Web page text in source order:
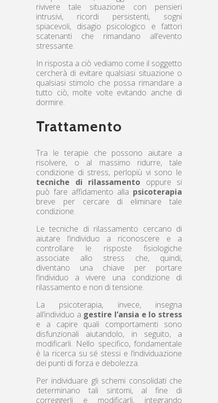
rivivere tale situazione con pensieri
intrusivi, ricordi persistenti, sogni
spiacevoli, disagio psicologico e fattori
scatenanti che rimandano all’evento
stressante.
In risposta a ciò vediamo come il soggetto
cercherà di evitare qualsiasi situazione o
qualsiasi stimolo che possa rimandare a
tutto ciò, molte volte evitando anche di
dormire.
Trattamento
Tra le terapie che possono aiutare a
risolvere, o al massimo ridurre, tale
condizione di stress, perlopiù vi sono le
tecniche di rilassamento oppure si
può fare affidamento alla psicoterapia
breve per cercare di eliminare tale
condizione.
Le tecniche di rilassamento cercano di
aiutare l’individuo a riconoscere e a
controllare le risposte fisiologiche
associate allo stress che, quindi,
diventano una chiave per portare
l’individuo a vivere una condizione di
rilassamento e non di tensione.
La psicoterapia, invece, insegna
all’individuo a gestire l’ansia e lo stress
e a capire quali comportamenti sono
disfunzionali aiutandolo, in seguito, a
modificarli. Nello specifico, fondamentale
è la ricerca su sé stessi e l’individuazione
dei punti di forza e debolezza.
Per individuare gli schemi consolidati che
determinano tali sintomi, al fine di
correggerli e modificarli, integrando